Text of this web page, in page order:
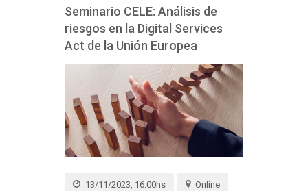
Seminario CELE: Análisis de
riesgos en la Digital Services
Act de la Unión Europea
13/11/2023, 16:00hs Online